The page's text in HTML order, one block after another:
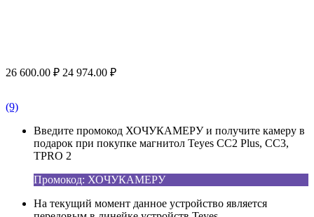
26 600.00 ₽ 24 974.00 ₽
(9)
Введите промокод ХОЧУКАМЕРУ и получите камеру в
подарок при покупке магнитол Teyes CC2 Plus, CC3,
TPRO 2
Промокод: ХОЧУКАМЕРУ
На текущий момент данное устройство является